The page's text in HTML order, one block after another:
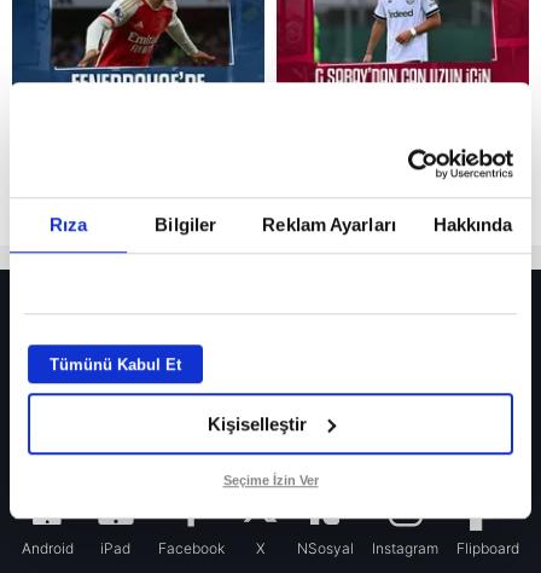
Rıza Bilgiler Reklam Ayarları Hakkında
Tümünü Kabul Et
Kişiselleştir
Seçime İzin Ver
Fenerbahçe’de sürpriz ayrılık ihtimali! Devre arasında gelmişti
Fenerbahçe’nin yeni transferi Mason Greenwood için olay sözler!
Galatasaray’da rota yeniden Thiago Almada!
Android iPad Facebook X NSosyal Instagram Flipboard